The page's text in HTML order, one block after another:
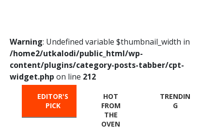
Warning: Undefined variable $thumbnail_width in
/home2/utkalodi/public_html/wp-
content/plugins/category-posts-tabber/cpt-
widget.php on line 212
EDITOR'S
PICK
HOT
FROM
THE
OVEN
TRENDIN
G